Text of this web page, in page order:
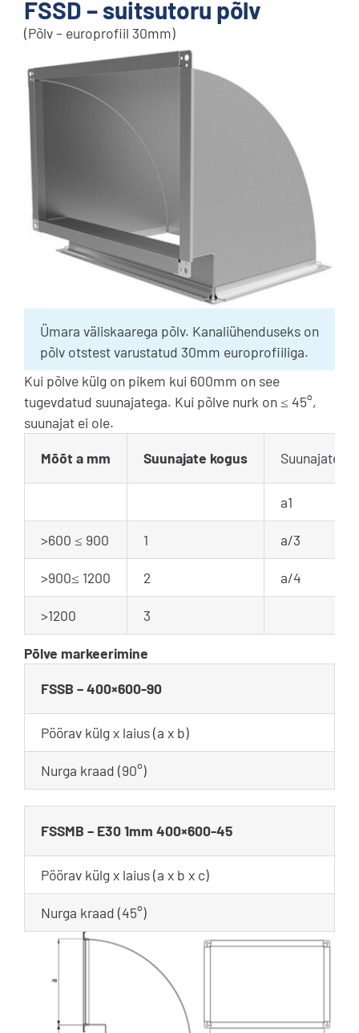
FSSD – suitsutoru põlv
(Põlv – europrofiil 30mm)
Ümara väliskaarega põlv. Kanaliühenduseks on
põlv otstest varustatud 30mm europrofiiliga.
Kui põlve külg on pikem kui 600mm on see
tugevdatud suunajatega. Kui põlve nurk on ≤ 45°,
suunajat ei ole.
Mõõt a mm
Suunajate kogus Suunajate
a1
>600 ≤ 900 1 a/3
>900≤ 1200 2 a/4
>1200 3
Põlve markeerimine
FSSB – 400×600-90
Pöörav külg x laius (a x b)
Nurga kraad (90°)
FSSMB – E30 1mm 400×600-45
Pöörav külg x laius (a x b x c)
Nurga kraad (45°)